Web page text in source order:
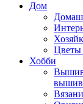
Дом
Цветы
Хобби